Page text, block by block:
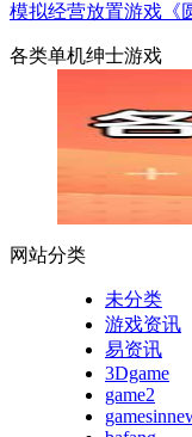
模拟经营放置游戏《
各类单机绅士游戏
网站分类
未分类
游戏资讯
易资讯
3Dgame
game2